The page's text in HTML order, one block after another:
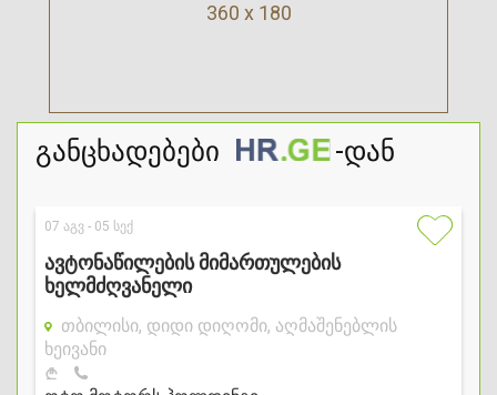
360 x 180